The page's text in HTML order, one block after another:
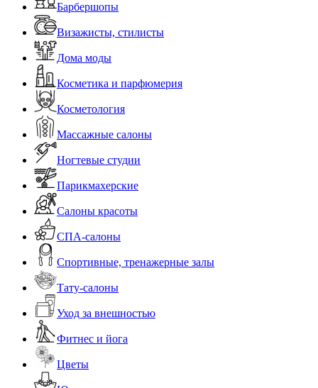
Барбершопы
Визажисты, стилисты
Дома моды
Косметика и парфюмерия
Косметология
Массажные салоны
Ногтевые студии
Парикмахерские
Салоны красоты
СПА-салоны
Спортивные, тренажерные залы
Тату-салоны
Уход за внешностью
Фитнес и йога
Цветы